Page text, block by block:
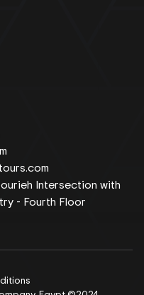
Intersection with
- Fourth Floor